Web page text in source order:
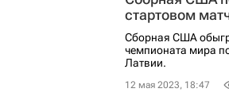
стартовом
Сборная США
чемпионата мира
Латвии.
12 мая 2023, 18:47